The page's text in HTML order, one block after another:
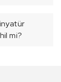
mi?